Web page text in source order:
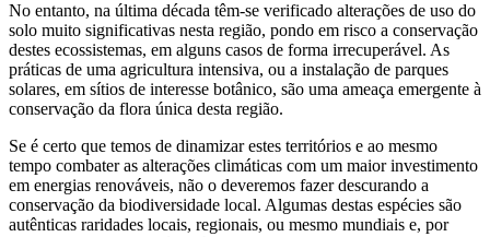
No entanto, na última década têm-se verificado alterações de uso do
solo muito significativas nesta região, pondo em risco a conservação
destes ecossistemas, em alguns casos de forma irrecuperável. As
práticas de uma agricultura intensiva, ou a instalação de parques
solares, em sítios de interesse botânico, são uma ameaça emergente à
conservação da flora única desta região.
Se é certo que temos de dinamizar estes territórios e ao mesmo
tempo combater as alterações climáticas com um maior investimento
em energias renováveis, não o deveremos fazer descurando a
conservação da biodiversidade local. Algumas destas espécies são
autênticas raridades locais, regionais, ou mesmo mundiais e, por